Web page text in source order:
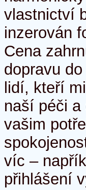
vlastnictví
inzerován
Cena
dopravu
lidí, kteří
naší péči
vašim
víc –
přihlášení